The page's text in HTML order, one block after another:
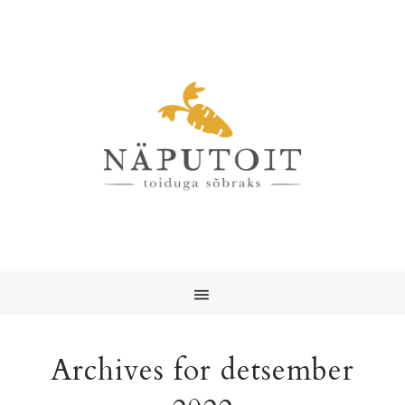
Archives for detsember